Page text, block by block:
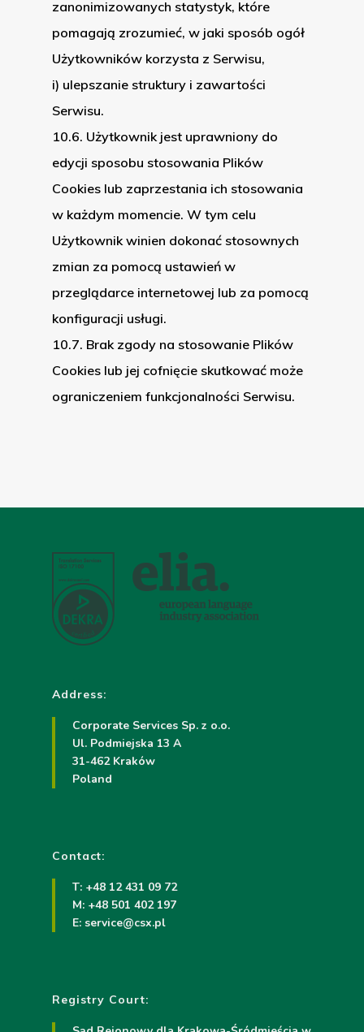
zanonimizowanych statystyk, które
pomagają zrozumieć, w jaki sposób ogół
Użytkowników korzysta z Serwisu,
i) ulepszanie struktury i zawartości
Serwisu.
10.6. Użytkownik jest uprawniony do
edycji sposobu stosowania Plików
Cookies lub zaprzestania ich stosowania
w każdym momencie. W tym celu
Użytkownik winien dokonać stosownych
zmian za pomocą ustawień w
przeglądarce internetowej lub za pomocą
konfiguracji usługi.
10.7. Brak zgody na stosowanie Plików
Cookies lub jej cofnięcie skutkować może
ograniczeniem funkcjonalności Serwisu.
Address:
Corporate Services Sp. z o.o.
Ul. Podmiejska 13 A
31-462 Kraków
Poland
Contact:
T: +48 12 431 09 72
M: +48 501 402 197
E:service@csx.pl
Registry Court: